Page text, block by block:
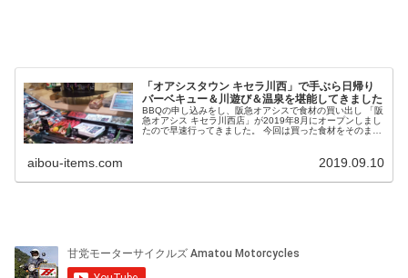
「オアシスタウン キセラ川西」で手ぶら日帰り
バーベキュー＆川遊び＆温泉を堪能してきました
BBQの申し込みをし、阪急オアシスで食材の買い出し 「阪
急オアシス キセラ川西店」が2019年8月にオープンしまし
たので早速行ってきました。 今回は買った食材をそのま
aibou-items.com 2019.09.10